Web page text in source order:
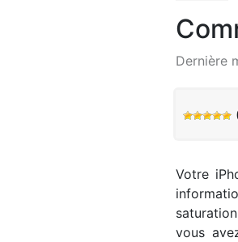
Dernière
Votre
vous